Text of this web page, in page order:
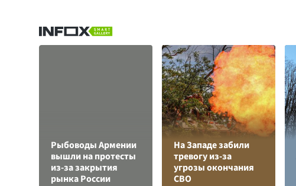
Рыбоводы Армении
вышли на протесты
из-за закрытия
рынка России
На Западе забили
тревогу из-за
угрозы окончания
СВО